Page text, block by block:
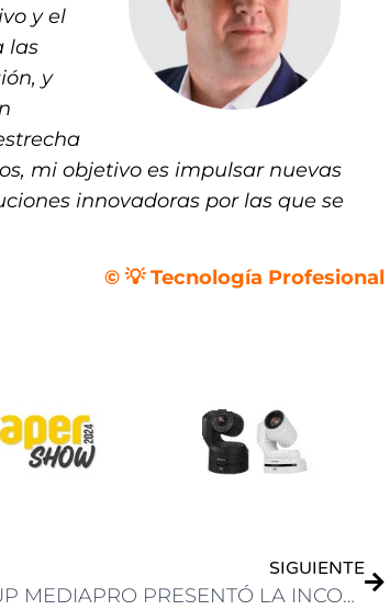
y el
las
y
mi objetivo es impulsar nuevas
innovadoras por las que se
© 💡 Tecnología Profesional
SIGUIENTE
GRUP MEDIAPRO PRESENTÓ LA INCORPORACIÓN DE LA EMPRESA URUGUAYA COLOUR, UNA BOUTIQUE DEDICADA AL COLOUR GRADING Y VFX QUE OPERA EN EL PAÍS DESDE 2014.